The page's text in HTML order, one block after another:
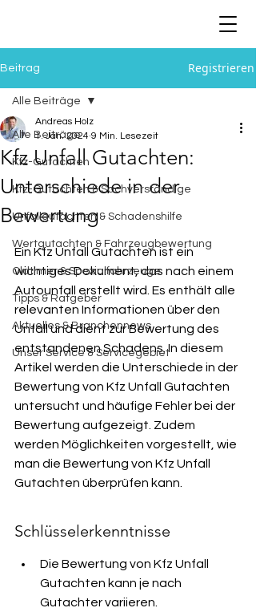
Beitrag Registrieren
Alle Beiträge
Kfz-Gutachten
Kfz-Gutachten & Sachverständige
Unfallgutachten & Schadenshilfe
Wertgutachten & Fahrzeugbewertung
Oldtimer & Spezialfahrzeuge
Tipps & Ratgeber
Aktuelles & Branchennews
Unser Service & Servicegebiet
Alle Beiträge
Kfz Unfall Gutachten:
Unterschiede in der
Bewertung
Andreas Holz
1. Jan. 2024 9 Min. Lesezeit
Ein Kfz Unfall Gutachten ist ein
wichtiges Dokument, das nach einem
Autounfall erstellt wird. Es enthält alle
relevanten Informationen über den
Unfall und dient zur Bewertung des
entstandenen Schadens. In diesem
Artikel werden die Unterschiede in der
Bewertung von Kfz Unfall Gutachten
untersucht und häufige Fehler bei der
Bewertung aufgezeigt. Zudem
werden Möglichkeiten vorgestellt, wie
man die Bewertung von Kfz Unfall
Gutachten überprüfen kann.
Schlüsselerkenntnisse
Die Bewertung von Kfz Unfall
Gutachten kann je nach
Gutachter variieren.